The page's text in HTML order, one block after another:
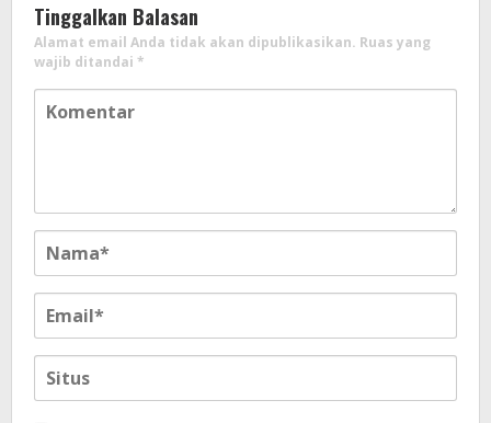
Tinggalkan Balasan
Alamat email Anda tidak akan dipublikasikan. Ruas yang
wajib ditandai *